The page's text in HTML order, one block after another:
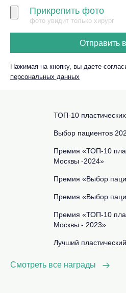
Прикрепить фото
фото увидит только хирург
Отправить
Нажимая на кнопку, вы даете
персональных данных
ТОП-10
Выбор пациентов
Премия «ТОП-10
Москвы -2024»
Премия «Выбор
Премия «Выбор
Премия «ТОП-10
Москвы - 2023»
Лучший
Смотреть все награды